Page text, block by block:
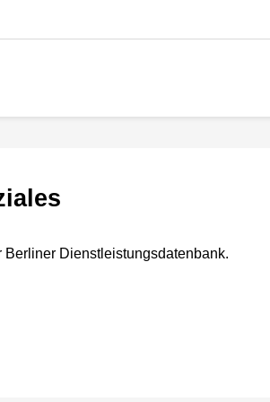
Dienstleistungsdatenbank.